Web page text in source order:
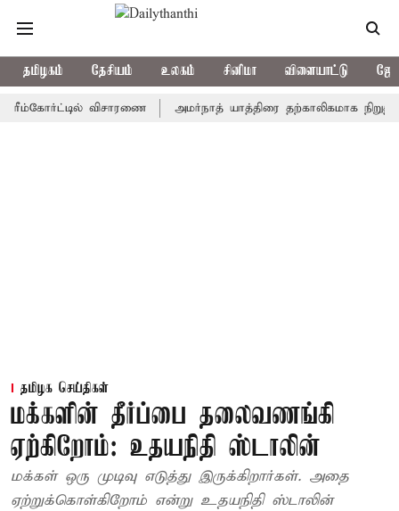
தமிழகம் தேசியம் உலகம் சினிமா விளையாட்டு
விசாரணை அமர்நாத் யாத்திரை தற்காலிகமாக நிறுத்தம்
தமிழக செய்திகள்
மக்களின் தீர்ப்பை தலைவணங்கி
ஏற்கிறோம்: உதயநிதி ஸ்டாலின்
மக்கள் ஒரு முடிவு எடுத்து இருக்கிறார்கள். அதை
ஏற்றுக்கொள்கிறோம் என்று உதயநிதி ஸ்டாலின்